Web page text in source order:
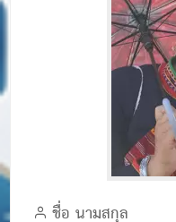
ชื่อ นามสกุล